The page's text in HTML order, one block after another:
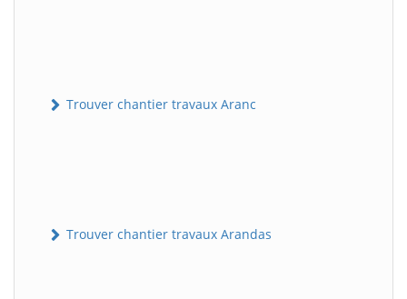
Trouver chantier travaux Aranc
Trouver chantier travaux Arandas